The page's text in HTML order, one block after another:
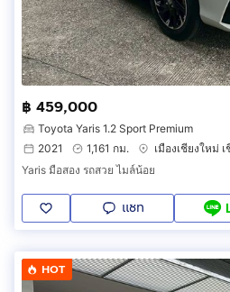
฿ 459,000
Toyota Yaris 1.2 Sport Premium
2021
1,161 กม.
เมืองเชียงใหม่
Yaris มือสอง รถสวย ไมล์น้อย
แชท
HOT